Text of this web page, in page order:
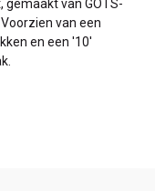
gemaakt van GOTS-
van een
en een '10'